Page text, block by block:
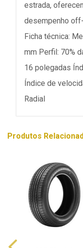
estrada,
desempenho
Ficha técnica:
mm Perfil: 70%
16 polegadas
Índice de
Radial
Produtos